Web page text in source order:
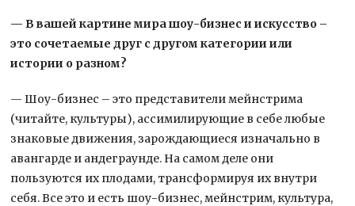
— В вашей картине мира шоу-бизнес и искусство –
это сочетаемые друг с другом категории или
истории о разном?
— Шоу-бизнес – это представители мейнстрима
(читайте, культуры), ассимилирующие в себе любые
знаковые движения, зарождающиеся изначально в
авангарде и андеграунде. На самом деле они
пользуются их плодами, трансформируя их внутри
себя. Все это и есть шоу-бизнес, мейнстрим, культура,